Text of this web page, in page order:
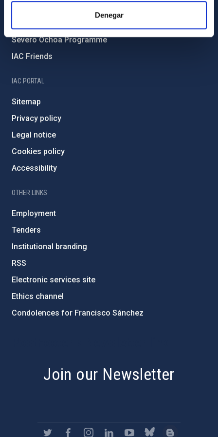
Denegar
Severo Ochoa Programme
IAC Friends
IAC PORTAL
Sitemap
Privacy policy
Legal notice
Cookies policy
Accessibility
OTHER LINKS
Employment
Tenders
Institutional branding
RSS
Electronic services site
Ethics channel
Condolences for Francisco Sánchez
Join our Newsletter